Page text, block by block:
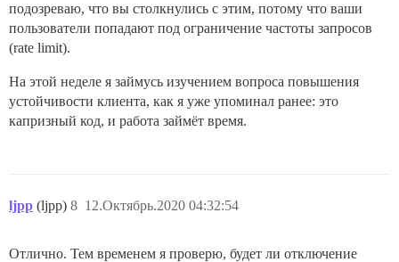
подозреваю, что вы столкнулись с этим, потому что ваши
пользователи попадают под ограничение частоты запросов
(rate limit).
На этой неделе я займусь изучением вопроса повышения
устойчивости клиента, как я уже упоминал ранее: это
капризный код, и работа займёт время.
ljpp (ljpp) 12.Октябрь.2020 04:32:54
8
Отлично. Тем временем я проверю, будет ли отключение